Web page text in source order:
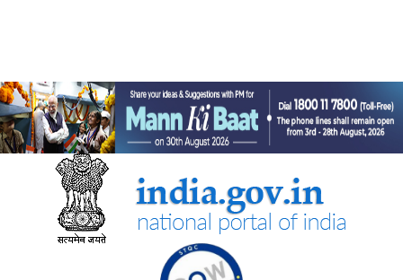
विज्ञान एवं प्रौद्योगिकी मंत्रालय
सीएसआईआर-सीआरआरआई ने राजस्थान सरकार के समक्ष स्वदेशी
एमएसएस+ सड़क प्रौद्योगिकी का प्रदर्शन किया
सीएसआईआर-एनआईएससीपीआर ने “लोकप्रिय विज्ञान लेखन” पर दो दिवसीय
कौशल प्रशिक्षण कार्यक्रम आयोजित किया और प्रतिभागियों को सामान्य जन
तक विज्ञान का संचार करने के लिए प्रेरित किया
केन्‍द्रीय मंत्री डॉ. जितेंद्र सिंह ने लखनऊ में सीएसआईआर-एनबीआरआई द्वारा
विकसित अपनी तरह का पहला 'इको-एजुकेशनल हब' राष्ट्र को समर्पित किया